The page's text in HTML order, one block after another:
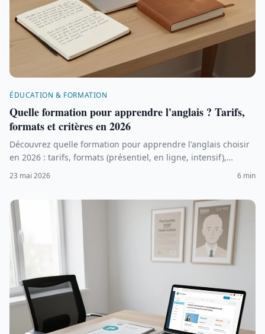
ÉDUCATION & FORMATION
Quelle formation pour apprendre l'anglais ? Tarifs,
formats et critères en 2026
Découvrez quelle formation pour apprendre l'anglais choisir
en 2026 : tarifs, formats (présentiel, en ligne, intensif),
critères de qualité et financements possibles (CPF, OPCO).
23 mai 2026 6 min